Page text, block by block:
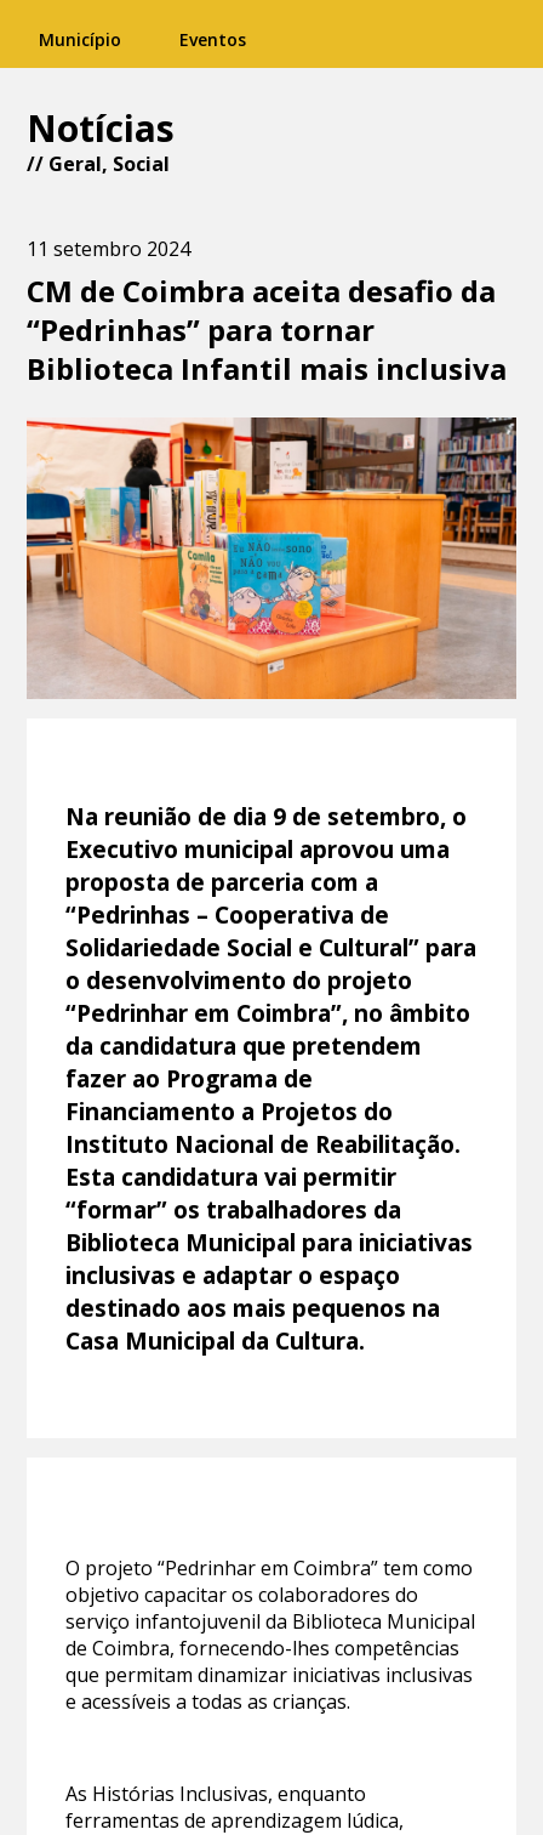
Município Eventos
Notícias
// Geral, Social
11 setembro 2024
CM de Coimbra aceita desafio da
“Pedrinhas” para tornar
Biblioteca Infantil mais inclusiva
Na reunião de dia 9 de setembro, o
Executivo municipal aprovou uma
proposta de parceria com a
“Pedrinhas – Cooperativa de
Solidariedade Social e Cultural” para
o desenvolvimento do projeto
“Pedrinhar em Coimbra”, no âmbito
da candidatura que pretendem
fazer ao Programa de
Financiamento a Projetos do
Instituto Nacional de Reabilitação.
Esta candidatura vai permitir
“formar” os trabalhadores da
Biblioteca Municipal para iniciativas
inclusivas e adaptar o espaço
destinado aos mais pequenos na
Casa Municipal da Cultura.
O projeto “Pedrinhar em Coimbra” tem como
objetivo capacitar os colaboradores do
serviço infantojuvenil da Biblioteca Municipal
de Coimbra, fornecendo-lhes competências
que permitam dinamizar iniciativas inclusivas
e acessíveis a todas as crianças.
As Histórias Inclusivas, enquanto
ferramentas de aprendizagem lúdica,